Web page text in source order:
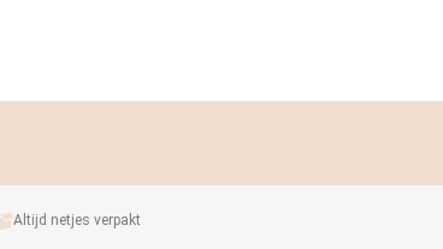
Altijd netjes verpakt